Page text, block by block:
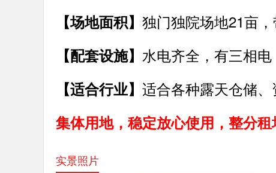
【场地面积】 独门独院场地21亩
【配套设施】 水电齐全，有三相电
【适合行业】 适合各种露天仓储
集体用地，稳定放心使用，整分
实景照片